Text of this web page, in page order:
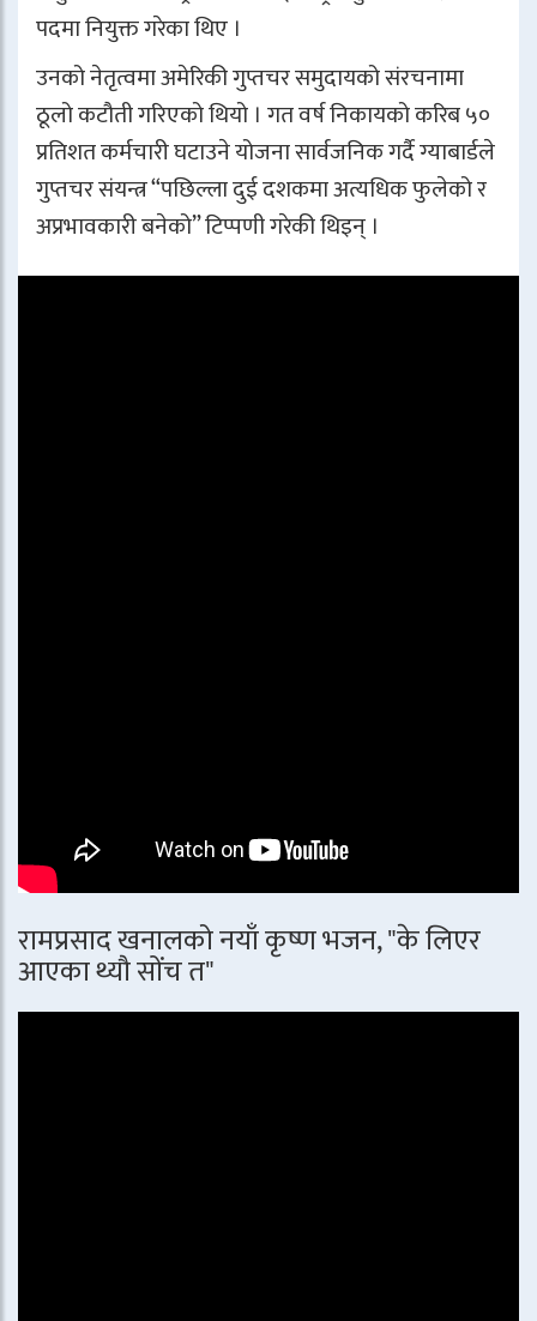
पदमा नियुक्त गरेका थिए ।
उनको नेतृत्वमा अमेरिकी गुप्तचर समुदायको संरचनामा
ठूलो कटौती गरिएको थियो । गत वर्ष निकायको करिब ५०
प्रतिशत कर्मचारी घटाउने योजना सार्वजनिक गर्दै ग्याबार्डले
गुप्तचर संयन्त्र “पछिल्ला दुई दशकमा अत्यधिक फुलेको र
अप्रभावकारी बनेको” टिप्पणी गरेकी थिइन् ।
रामप्रसाद खनालको नयाँ कृष्ण भजन, "के लिएर
आएका थ्यौ सोंच त"